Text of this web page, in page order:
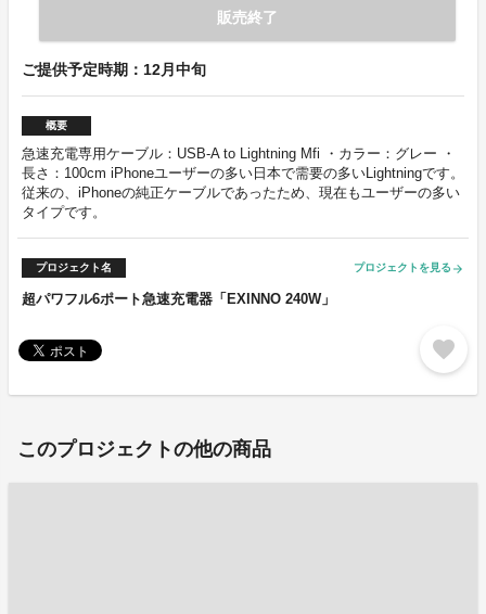
販売終了
ご提供予定時期：12月中旬
概要
急速充電専用ケーブル：USB-A to Lightning Mfi ・カラー：グレー ・
長さ：100cm iPhoneユーザーの多い日本で需要の多いLightningです。
従来の、iPhoneの純正ケーブルであったため、現在もユーザーの多い
タイプです。
プロジェクト名 プロジェクトを見る arrow_forward
超パワフル6ポート急速充電器「EXINNO 240W」
favorite
このプロジェクトの他の商品